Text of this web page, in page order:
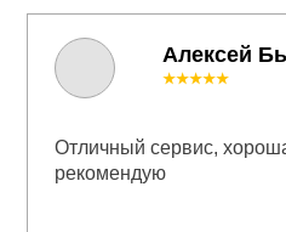
Алексей
★★★★★
Отличный сервис,
рекомендую